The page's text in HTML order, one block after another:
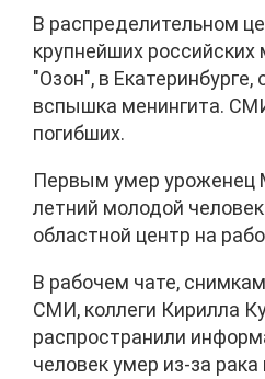
В распределительном
крупнейших российских
"Озон", в
вспышка менингита.
погибших.
Первым умер уроженец
летний молодой
областной центр на
В рабочем чате,
СМИ, коллеги Кирилла
распространили
человек умер из-за рака